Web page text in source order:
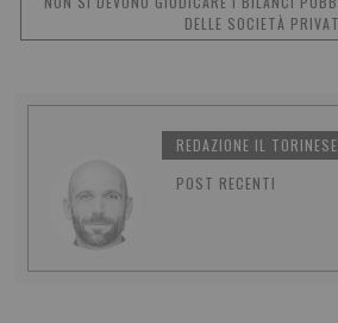
DELLE SOCIETÀ
REDAZIONE IL TORINESE
POST RECENTI